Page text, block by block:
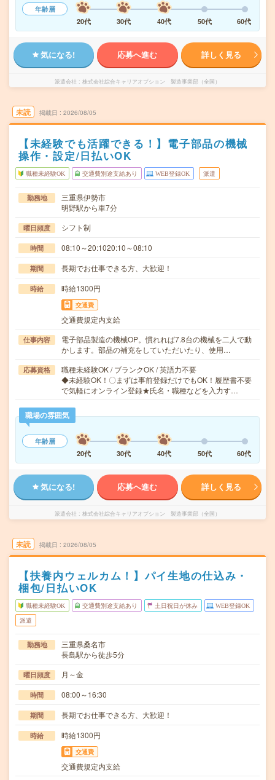
年齢層
20代
30代 40代 50代 60代
気になる! 応募へ進む 詳しく見る
派遣会社 株式会社綜合キャリアオプション 製造事業部（全国）
未読 掲載日 2026/08/05
【未経験でも活躍できる！】電子部品の機械
操作・設定/日払いOK
職種未経験OK 交通費別途支給あり WEB登録OK 派遣
勤務地
三重県伊勢市
明野駅から車7分
曜日頻度 シフト制
時間 08:10～20:1020:10～08:10
期間 長期でお仕事できる方、大歓迎！
時給 時給1300円
交通費
交通費規定内支給
仕事内容
電子部品製造の機械OP。慣れれば7.8台の機械を二人で動
かします。部品の補充をしていただいたり、使用…
応募資格
職種未経験OK / ブランクOK / 英語力不要
◆未経験OK！〇まずは事前登録だけでもOK！履歴書不要
で気軽にオンライン登録★氏名・職種などを入力す…
職場の雰囲気
年齢層
20代
30代 40代 50代 60代
気になる! 応募へ進む 詳しく見る
派遣会社 株式会社綜合キャリアオプション 製造事業部（全国）
未読 掲載日 2026/08/05
【扶養内ウェルカム！】パイ生地の仕込み・
梱包/日払いOK
職種未経験OK 交通費別途支給あり 土日祝日が休み WEB登録OK
派遣
勤務地
三重県桑名市
長島駅から徒歩5分
曜日頻度 月～金
時間 08:00～16:30
期間 長期でお仕事できる方、大歓迎！
時給 時給1300円
交通費
交通費規定内支給